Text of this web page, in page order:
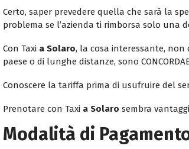
Certo, saper prevedere quella che sarà la
problema se l’azienda ti rimborsa solo una
Con Taxi a Solaro, la cosa interessante, non
paese o di lunghe distanze, sono
Conoscere la tariffa prima di usufruire del
Prenotare con Taxi a Solaro sembra
Modalità di